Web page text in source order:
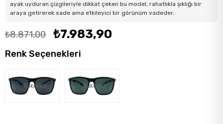
ayak uyduran çizgileriyle dikkat çeken bu model, rahatlıkla şıklığı bir
araya getirerek sade ama etkileyici bir görünüm vadeder.
₺8.871,00 ₺7.983,90
Renk Seçenekleri
Tükendi Tükendi